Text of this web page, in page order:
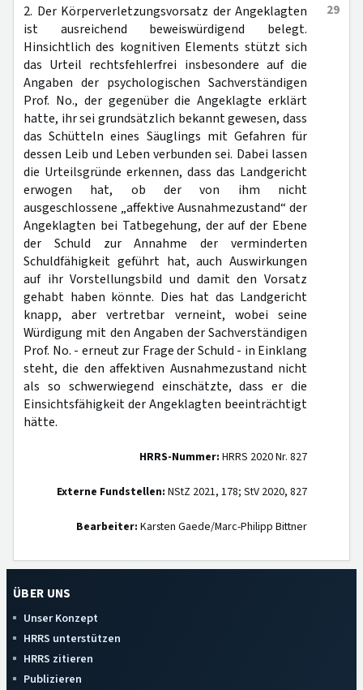
29
2. Der Körperverletzungsvorsatz der Angeklagten
ist ausreichend beweiswürdigend belegt.
Hinsichtlich des kognitiven Elements stützt sich
das Urteil rechtsfehlerfrei insbesondere auf die
Angaben der psychologischen Sachverständigen
Prof. No., der gegenüber die Angeklagte erklärt
hatte, ihr sei grundsätzlich bekannt gewesen, dass
das Schütteln eines Säuglings mit Gefahren für
dessen Leib und Leben verbunden sei. Dabei lassen
die Urteilsgründe erkennen, dass das Landgericht
erwogen hat, ob der von ihm nicht
ausgeschlossene „affektive Ausnahmezustand“ der
Angeklagten bei Tatbegehung, der auf der Ebene
der Schuld zur Annahme der verminderten
Schuldfähigkeit geführt hat, auch Auswirkungen
auf ihr Vorstellungsbild und damit den Vorsatz
gehabt haben könnte. Dies hat das Landgericht
knapp, aber vertretbar verneint, wobei seine
Würdigung mit den Angaben der Sachverständigen
Prof. No. - erneut zur Frage der Schuld - in Einklang
steht, die den affektiven Ausnahmezustand nicht
als so schwerwiegend einschätzte, dass er die
Einsichtsfähigkeit der Angeklagten beeinträchtigt
hätte.
HRRS-Nummer: HRRS 2020 Nr. 827
Externe Fundstellen: NStZ 2021, 178; StV 2020, 827
Bearbeiter: Karsten Gaede/Marc-Philipp Bittner
ÜBER UNS
Unser Konzept
HRRS unterstützen
HRRS zitieren
Publizieren